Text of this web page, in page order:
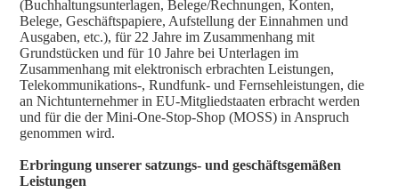
(Buchhaltungsunterlagen, Belege/Rechnungen, Konten,
Belege, Geschäftspapiere, Aufstellung der Einnahmen und
Ausgaben, etc.), für 22 Jahre im Zusammenhang mit
Grundstücken und für 10 Jahre bei Unterlagen im
Zusammenhang mit elektronisch erbrachten Leistungen,
Telekommunikations-, Rundfunk- und Fernsehleistungen, die
an Nichtunternehmer in EU-Mitgliedstaaten erbracht werden
und für die der Mini-One-Stop-Shop (MOSS) in Anspruch
genommen wird.
Erbringung unserer satzungs- und geschäftsgemäßen
Leistungen